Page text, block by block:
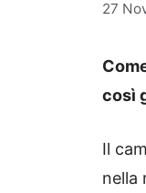
27
così
Il
nella